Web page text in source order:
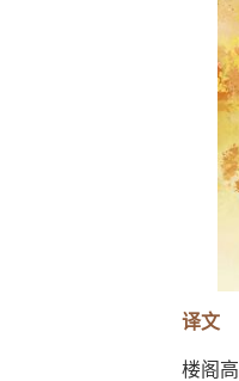
译文
楼阁高耸